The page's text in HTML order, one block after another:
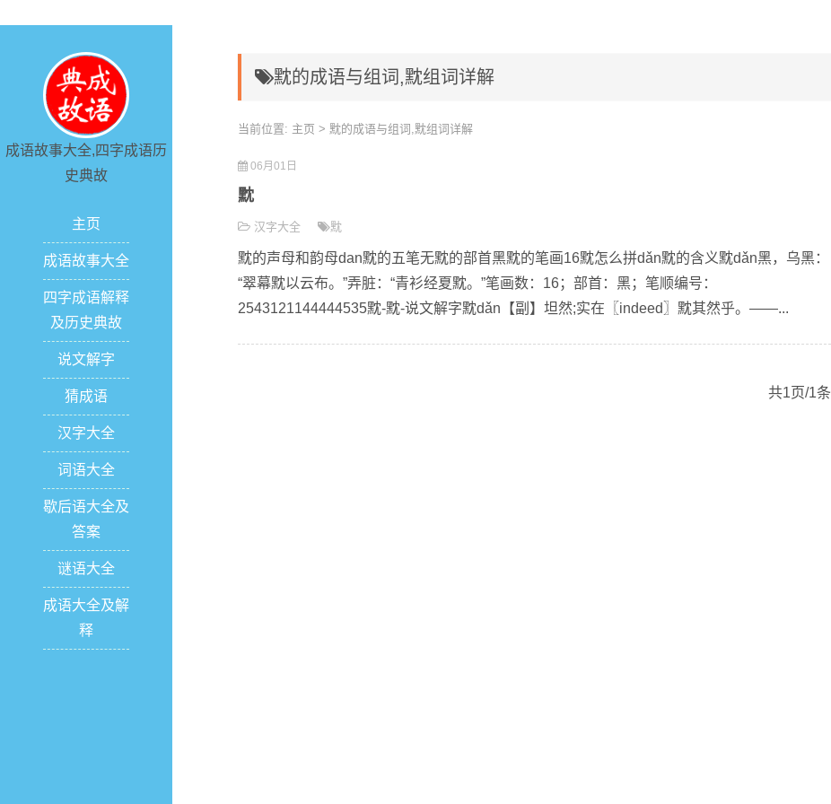
成语故事大全,四字成语历
史典故
主页
成语故事大全
四字成语解释
及历史典故
说文解字
猜成语
汉字大全
词语大全
歇后语大全及
答案
谜语大全
成语大全及解
释
黕的成语与组词,黕组词详解
当前位置: 主页 > 黕的成语与组词,黕组词详解
06月01日
黕
汉字大全 黕
黕的声母和韵母dan黕的五笔无黕的部首黑黕的笔画16黕怎么拼dǎn黕的含义黕dǎn黑，乌黑：
“翠幕黕以云布。”弄脏：“青衫经夏黕。”笔画数：16；部首：黑；笔顺编号：
2543121144444535黕-黕-说文解字黕dǎn【副】坦然;实在〖indeed〗黕其然乎。——...
共1页/1条